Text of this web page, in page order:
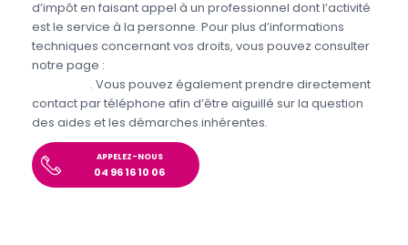
d’impôt en faisant appel à un professionnel dont l’activité
est le service à la personne. Pour plus d’informations
techniques concernant vos droits, vous pouvez consulter
notre page :
. Vous pouvez également prendre directement
contact par téléphone afin d’être aiguillé sur la question
des aides et les démarches inhérentes.
APPELEZ-NOUS
04 96 16 10 06